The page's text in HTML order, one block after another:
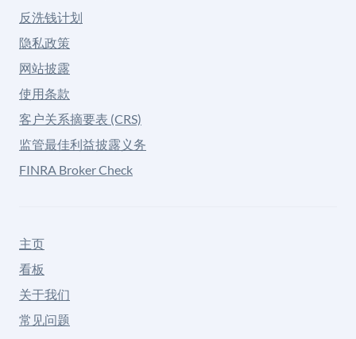
反洗钱计划
隐私政策
网站披露
使用条款
客户关系摘要表 (CRS)
监管最佳利益披露义务
FINRA Broker Check
主页
看板
关于我们
常见问题